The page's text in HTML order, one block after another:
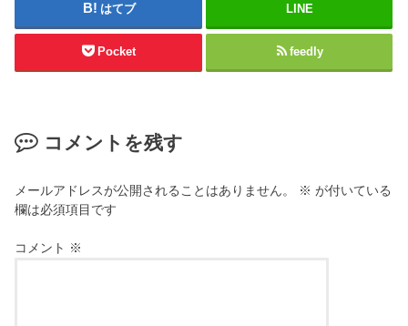
はてブ LINE
Pocket feedly
コメントを残す
メールアドレスが公開されることはありません。 ※ が付いている
欄は必須項目です
コメント ※